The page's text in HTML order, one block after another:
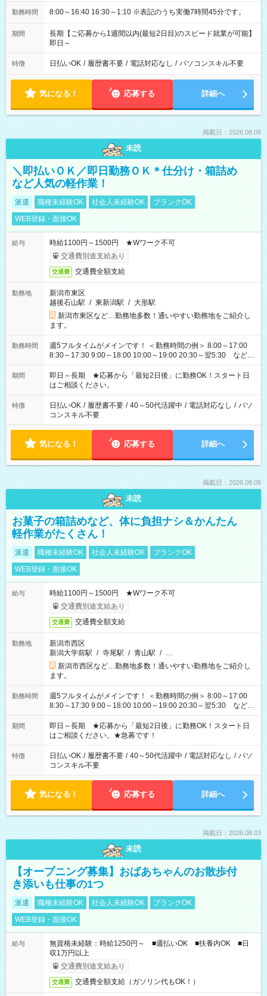
勤務時間 8:00～16:40 16:30～1:10 ※表記のうち実働7時間45分です。
期間
長期【ご応募から1週間以内(最短2日目)のスピード就業が可能】
即日～
特徴 日払いOK / 履歴書不要 / 電話対応なし / パソコンスキル不要
気になる！ 応募する 詳細へ
掲載日：2026.08.06
未読
＼即払いＯＫ／即日勤務ＯＫ＊仕分け・箱詰め
など人気の軽作業！
派遣 職種未経験OK 社会人未経験OK
ブランクOK
WEB登録・面接OK
給与
時給1100円～1500円 ★Wワーク不可
交通費別途支給あり
交通費 交通費全額支給
勤務地
新潟市東区
越後石山駅 / 東新潟駅 / 大形駅
新潟市東区など…勤務地多数！通いやすい勤務地をご紹介し
ます。
勤務時間
週5フルタイムがメインです！ ＜勤務時間の例＞ 8:00～17:00
8:30～17:30 9:00～18:00 10:00～19:00 20:30～翌5:30 など ★
その他にも勤務時間多数！ 日勤のみ、残業なし、交替制など
ご希望を教えてください！
期間
即日～長期 ★応募から「最短2日後」に勤務OK！スタート日
はご相談ください。
特徴 日払いOK / 履歴書不要 / 40～50代活躍中 / 電話対応なし / パソ
コンスキル不要
気になる！ 応募する 詳細へ
掲載日：2026.08.05
未読
お菓子の箱詰めなど、体に負担ナシ＆かんたん
軽作業がたくさん！
派遣 職種未経験OK 社会人未経験OK
ブランクOK
WEB登録・面接OK
給与
時給1100円～1500円 ★Wワーク不可
交通費別途支給あり
交通費 交通費全額支給
勤務地
新潟市西区
新潟大学前駅 / 寺尾駅 / 青山駅 / …
新潟市西区など…勤務地多数！通いやすい勤務地をご紹介し
ます。
勤務時間
週5フルタイムがメインです！ ＜勤務時間の例＞ 8:00～17:00
8:30～17:30 9:00～18:00 10:00～19:00 20:30～翌5:30 など ★
その他にも勤務時間多数！ 日勤のみ、残業なし、交替制など
ご希望を教えてください！
期間
即日～長期 ★応募から「最短2日後」に勤務OK！スタート日
はご相談ください。★急募です！
特徴 日払いOK / 履歴書不要 / 40～50代活躍中 / 電話対応なし / パソ
コンスキル不要
気になる！ 応募する 詳細へ
掲載日：2026.08.03
未読
【オープニング募集】おばあちゃんのお散歩付
き添いも仕事の1つ
派遣 職種未経験OK 社会人未経験OK
ブランクOK
WEB登録・面接OK
給与
無資格未経験：時給1250円～ ■週払いOK ■扶養内OK ■日
収1万円以上
交通費別途支給あり
交通費 交通費全額支給（ガソリン代もOK！）